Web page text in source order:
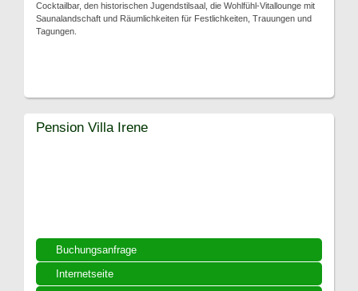
Cocktailbar, den historischen Jugendstilsaal, die Wohlfühl-Vitallounge mit
Saunalandschaft und Räumlichkeiten für Festlichkeiten, Trauungen und
Tagungen.
Buchungsanfrage
Internetseite
Pension Villa Irene